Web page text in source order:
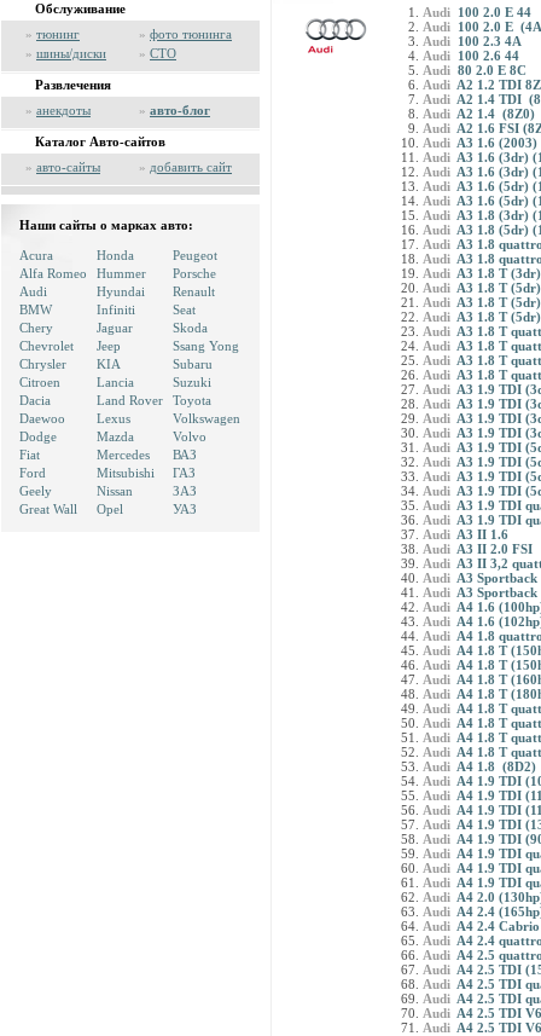
Обслуживание
» тюнинг » фото тюнинга
» шины/диски » СТО
Развлечения
» анекдоты » авто-блог
Каталог Авто-сайтов
» авто-сайты » добавить сайт
Наши сайты о марках авто:
Acura
Alfa Romeo
Audi
BMW
Chery
Chevrolet
Chrysler
Citroen
Dacia
Daewoo
Dodge
Fiat
Ford
Geely
Great Wall
Honda
Hummer
Hyundai
Infiniti
Jaguar
Jeep
KIA
Lancia
Land Rover
Lexus
Mazda
Mercedes
Mitsubishi
Nissan
Opel
Peugeot
Porsche
Renault
Seat
Skoda
Ssang Yong
Subaru
Suzuki
Toyota
Volkswagen
Volvo
ВАЗ
ГАЗ
ЗАЗ
УАЗ
Audi 100 2.0 E 44
Audi 100 2.0 E
Audi 100 2.3 4A
Audi 100 2.6 44
Audi 80 2.0 E 8C
Audi A2 1.2 TDI
Audi A2 1.4 TDI
Audi A2 1.4 (8Z0)
Audi A2 1.6 FSI
Audi A3 1.6 (2003)
Audi A3 1.6 (3dr)
Audi A3 1.6 (3dr)
Audi A3 1.6 (5dr)
Audi A3 1.6 (5dr)
Audi A3 1.8 (3dr)
Audi A3 1.8 (5dr)
Audi A3 1.8
Audi A3 1.8
Audi A3 1.8 T
Audi A3 1.8 T
Audi A3 1.8 T
Audi A3 1.8 T
Audi A3 1.8 T
Audi A3 1.8 T
Audi A3 1.8 T
Audi A3 1.8 T
Audi A3 1.9 TDI
Audi A3 1.9 TDI
Audi A3 1.9 TDI
Audi A3 1.9 TDI
Audi A3 1.9 TDI
Audi A3 1.9 TDI
Audi A3 1.9 TDI
Audi A3 1.9 TDI
Audi A3 1.9 TDI
Audi A3 1.9 TDI
Audi A3 II 1.6
Audi A3 II 2.0 FSI
Audi A3 II 3,2
Audi A3 Sportback
Audi A3
Audi A4 1.6
Audi A4 1.6
Audi A4 1.8
Audi A4 1.8 T
Audi A4 1.8 T
Audi A4 1.8 T
Audi A4 1.8 T
Audi A4 1.8 T
Audi A4 1.8 T
Audi A4 1.8 T
Audi A4 1.8 T
Audi A4 1.8 (8D2)
Audi A4 1.9 TDI
Audi A4 1.9 TDI
Audi A4 1.9 TDI
Audi A4 1.9 TDI
Audi A4 1.9 TDI
Audi A4 1.9 TDI
Audi A4 1.9 TDI
Audi A4 1.9 TDI
Audi A4 2.0
Audi A4 2.4
Audi A4 2.4
Audi A4 2.4
Audi A4 2.5
Audi A4 2.5 TDI
Audi A4 2.5 TDI
Audi A4 2.5 TDI
Audi A4 2.5 TDI
Audi A4 2.5 TDI